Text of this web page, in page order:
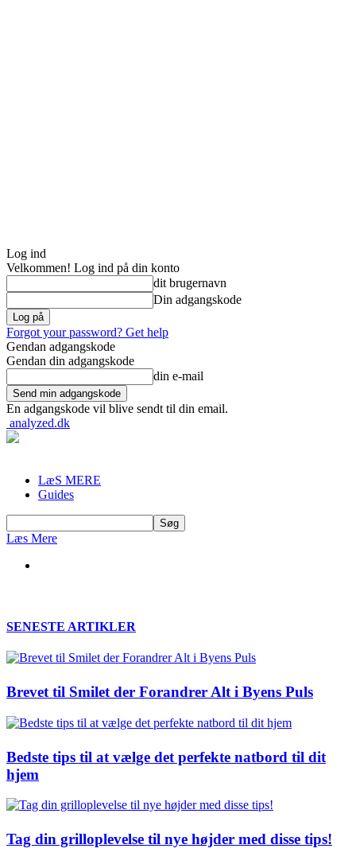
Log ind
Velkommen! Log ind på din konto
dit brugernavn
Din adgangskode
Forgot your password? Get help
Gendan adgangskode
Gendan din adgangskode
din e-mail
En adgangskode vil blive sendt til din email.
analyzed.dk
LæS MERE
Guides
Læs Mere
SENESTE ARTIKLER
Brevet til Smilet der Forandrer Alt i Byens Puls
Bedste tips til at vælge det perfekte natbord til dit
hjem
Tag din grilloplevelse til nye højder med disse tips!